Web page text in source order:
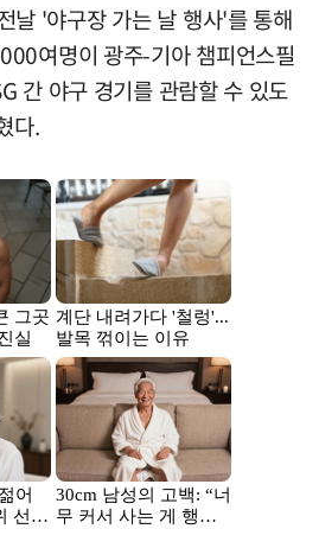
날 '야구장 가는 날 행사'를 통해
여명이 광주-기아 챔피언스필
간 야구 경기를 관람할 수 있도
다.